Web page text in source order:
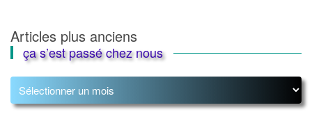
Navigation
des
articles
Articles plus anciens
ça s’est passé chez nous
ça
s’est
passé